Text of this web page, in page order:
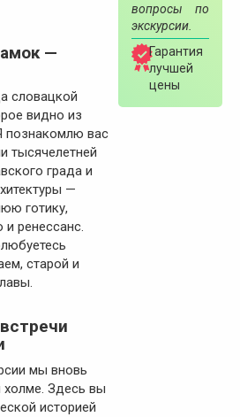
вопросы по
экскурсии.
Гарантия
лучшей
цены
—
словацкой
видно из
познакомлю вас
тысячелетней
града и
—
готику,
и ренессанс.
старой и
мы вновь
Здесь вы
историей